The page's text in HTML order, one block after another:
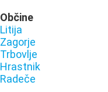
Občine
Litija
Zagorje
Trbovlje
Hrastnik
Radeče